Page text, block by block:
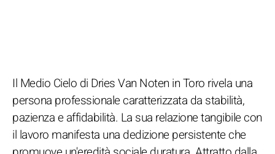
Il Medio Cielo di Dries Van Noten in Toro rivela una
persona professionale caratterizzata da stabilità,
pazienza e affidabilità. La sua relazione tangibile con
il lavoro manifesta una dedizione persistente che